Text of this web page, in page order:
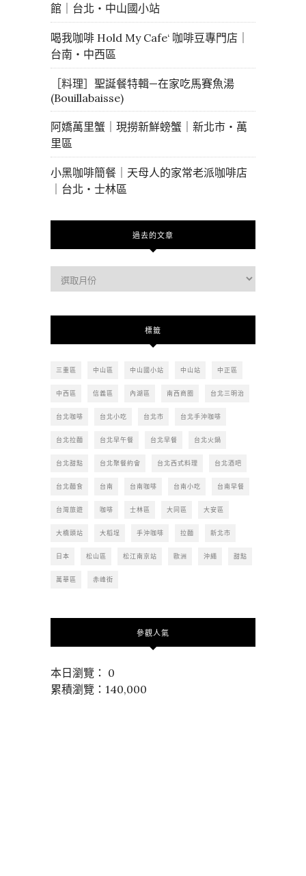
館｜台北・中山國小站
喝我咖啡 Hold My Cafe‘ 咖啡豆專門店｜
台南・中西區
［料理］聖誕餐特輯—在家吃馬賽魚湯
(Bouillabaisse)
阿嬌萬里蟹｜現撈新鮮螃蟹｜新北市・萬
里區
小黑咖啡簡餐｜天母人的家常老派咖啡店
｜台北・士林區
過去的文章
去
標籤
三重區 中山區 中山國小站 中山站 中正區
中西區 信義區 內湖區 南西商圈 台北三明治
台北咖啡 台北小吃 台北市 台北手沖咖啡
台北拉麵 台北早午餐 台北早餐 台北火鍋
台北甜點 台北聚餐約會 台北西式料理 台北酒吧
台北麵食 台南 台南咖啡 台南小吃 台南早餐
台灣旅遊 咖啡 士林區 大同區 大安區
大橋頭站 大稻埕 手沖咖啡 拉麵 新北市
日本 松山區 松江南京站 歐洲 沖繩 甜點
萬華區 赤峰街
參觀人氣
本日瀏覽： 0
累積瀏覽：140,000